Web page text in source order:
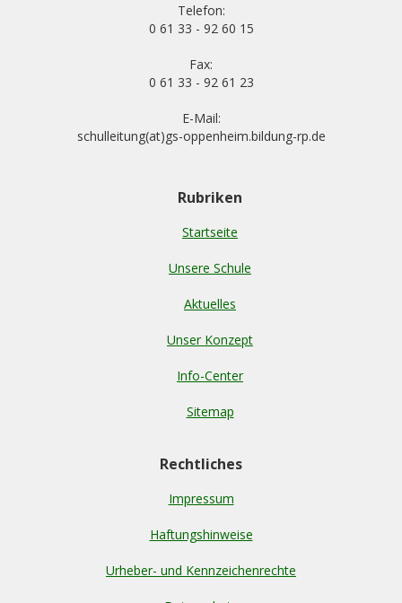
Telefon:
0 61 33 - 92 60 15
Fax:
0 61 33 - 92 61 23
E-Mail:
schulleitung(at)gs-oppenheim.bildung-rp.de
Rubriken
Startseite
Unsere Schule
Aktuelles
Unser Konzept
Info-Center
Sitemap
Rechtliches
Impressum
Haftungshinweise
Urheber- und Kennzeichenrechte